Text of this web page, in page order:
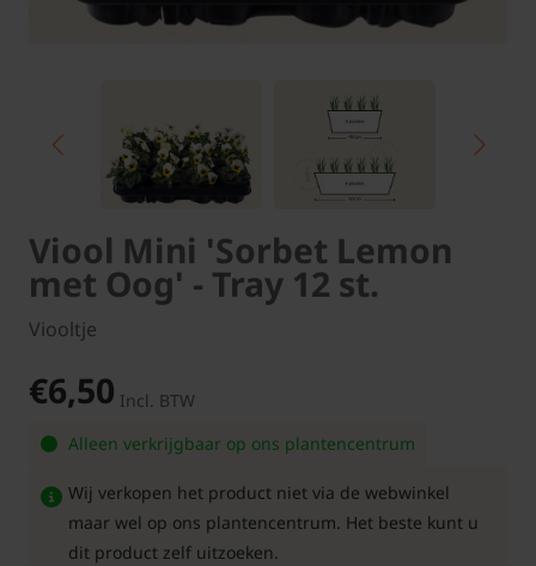
Viool Mini 'Sorbet Lemon
met Oog' - Tray 12 st.
Viooltje
€6,50 Incl. BTW
Alleen verkrijgbaar op ons plantencentrum
Wij verkopen het product niet via de webwinkel
maar wel op ons plantencentrum. Het beste kunt u
dit product zelf uitzoeken.